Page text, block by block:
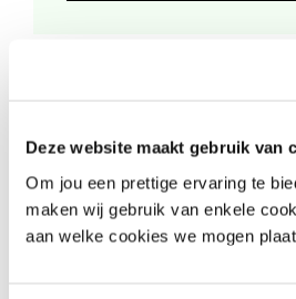
Deze website maakt gebruik van
Om jou een prettige ervaring te
maken wij gebruik van enkele
aan welke cookies we mogen
A1, B2, A5, F1,